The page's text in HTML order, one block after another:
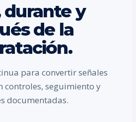
durante y
de la
para convertir señales
controles, seguimiento y
documentadas.